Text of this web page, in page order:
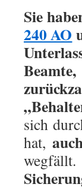
Sie
240 AO
sich
hat,